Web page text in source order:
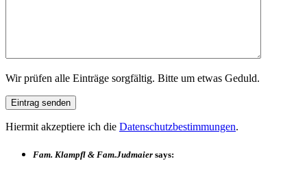
Wir prüfen alle Einträge sorgfältig. Bitte um etwas Geduld.
Hiermit akzeptiere ich die Datenschutzbestimmungen.
Fam. Klampfl & Fam.Judmaier says: